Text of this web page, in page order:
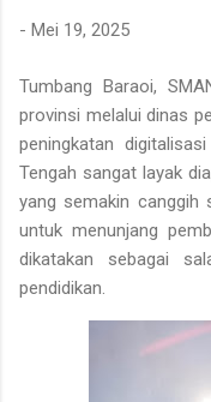
- Mei 19, 2025
Tumbang Baraoi,
provinsi melalui dinas
peningkatan
Tengah sangat layak
yang semakin canggih
untuk menunjang
dikatakan sebagai
pendidikan.